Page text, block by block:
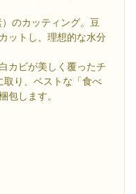
のカッティング。豆
ットし、理想的な水分
カビが美しく覆ったチ
取り、ベストな「食べ
包します。